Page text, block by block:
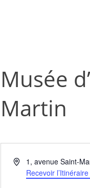
Musée
Martin
A
1, avenue Saint-
Recevoir